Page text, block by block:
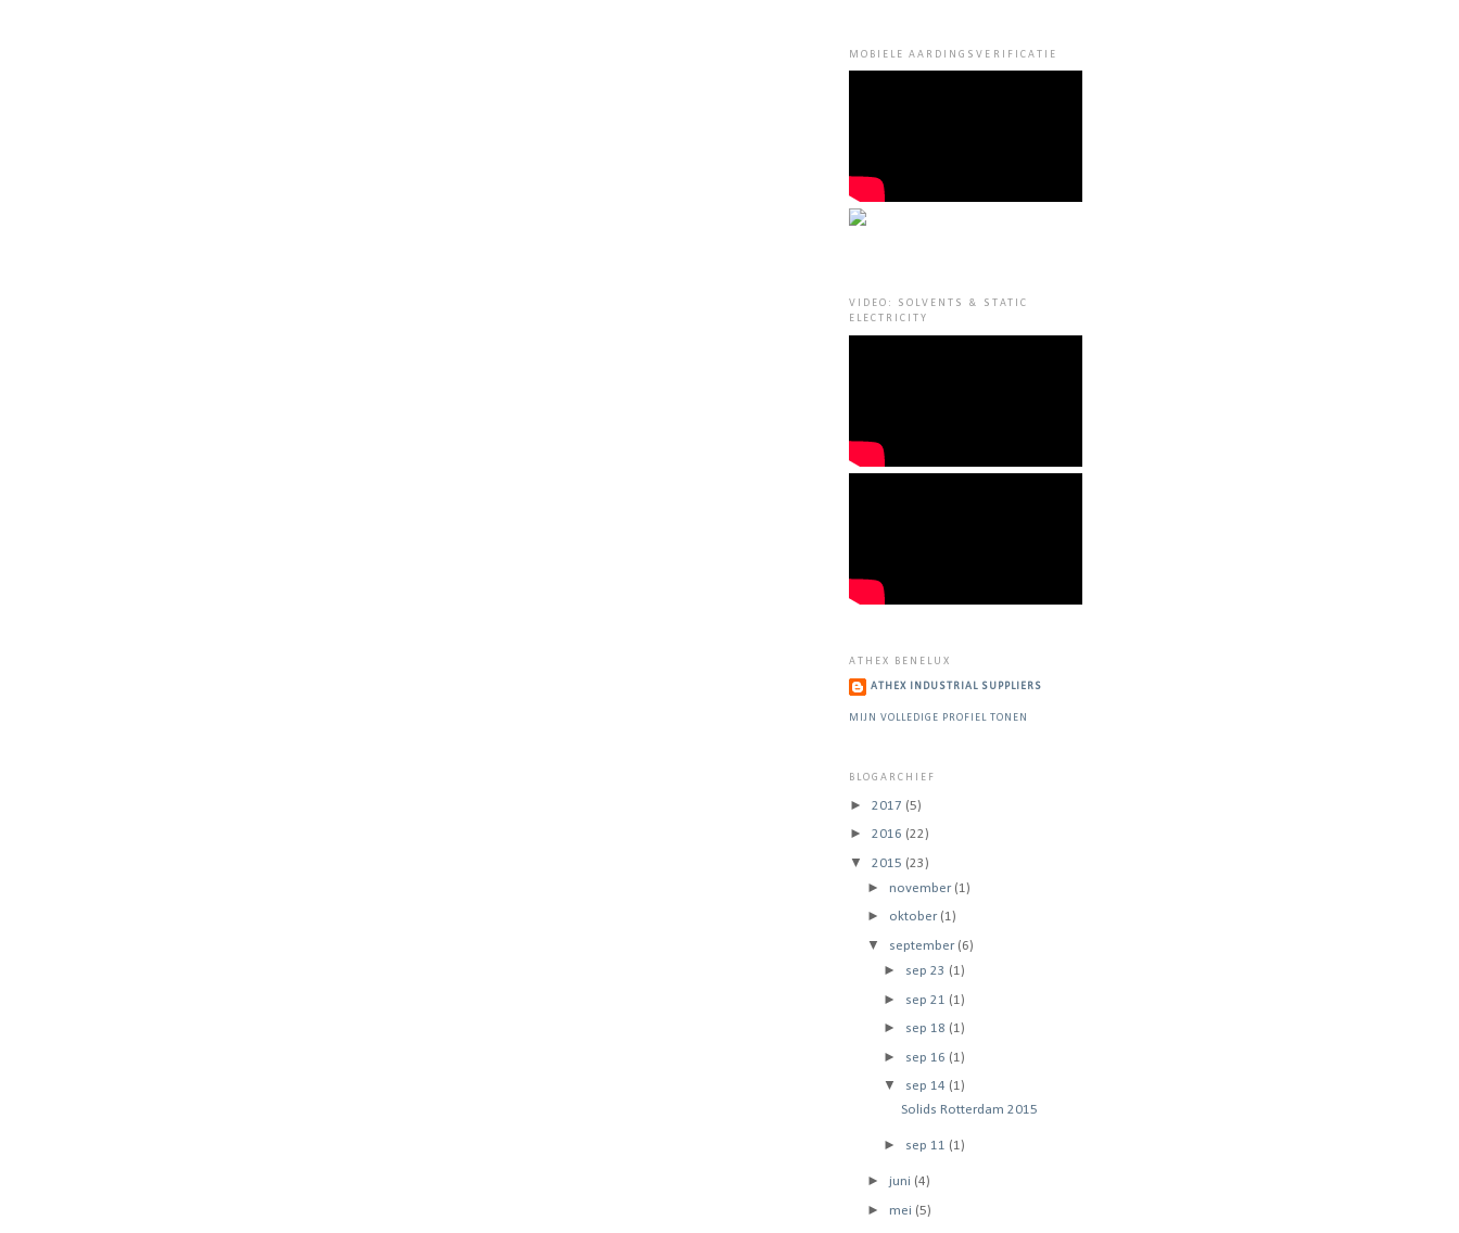
MOBIELE AARDINGSVERIFICATIE
VIDEO: SOLVENTS & STATIC
ELECTRICITY
ATHEX BENELUX
ATHEX INDUSTRIAL SUPPLIERS
MIJN VOLLEDIGE PROFIEL TONEN
BLOGARCHIEF
► 2017 (5)
► 2016 (22)
▼ 2015 (23)
► november (1)
► oktober (1)
▼ september (6)
► sep 23 (1)
► sep 21 (1)
► sep 18 (1)
► sep 16 (1)
▼ sep 14 (1)
Solids Rotterdam 2015
► sep 11 (1)
► juni (4)
► mei (5)